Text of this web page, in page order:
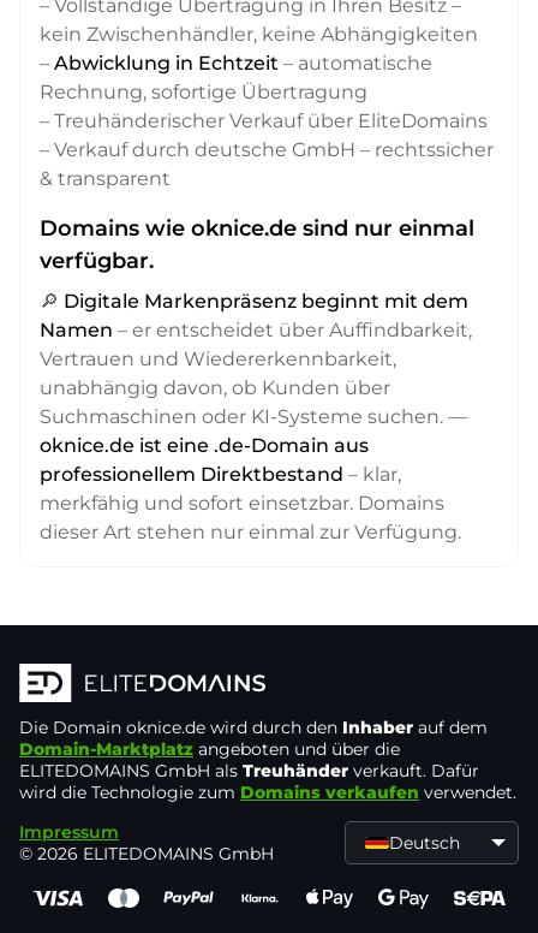
– Vollständige Übertragung in Ihren Besitz –
kein Zwischenhändler, keine Abhängigkeiten
– Abwicklung in Echtzeit – automatische
Rechnung, sofortige Übertragung
– Treuhänderischer Verkauf über EliteDomains
– Verkauf durch deutsche GmbH – rechtssicher
& transparent
Domains wie oknice.de sind nur einmal
verfügbar.
🔎 Digitale Markenpräsenz beginnt mit dem
Namen – er entscheidet über Auffindbarkeit,
Vertrauen und Wiedererkennbarkeit,
unabhängig davon, ob Kunden über
Suchmaschinen oder KI-Systeme suchen. —
oknice.de ist eine .de-Domain aus
professionellem Direktbestand – klar,
merkfähig und sofort einsetzbar. Domains
dieser Art stehen nur einmal zur Verfügung.
Die Domain oknice.de wird durch den Inhaber auf dem
Domain-Marktplatz angeboten und über die
ELITEDOMAINS GmbH als Treuhänder verkauft. Dafür
wird die Technologie zum Domains verkaufen verwendet.
Impressum
© 2026 ELITEDOMAINS GmbH
Deutsch